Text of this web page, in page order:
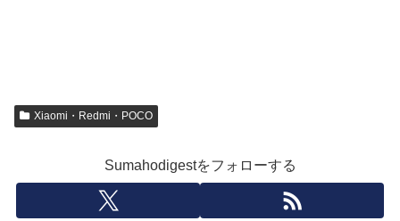
Xiaomi・Redmi・POCO
Sumahodigestをフォローする